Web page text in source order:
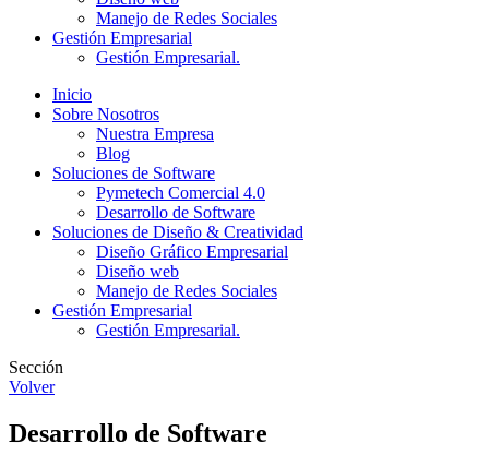
Manejo de Redes Sociales
Gestión Empresarial
Gestión Empresarial.
Inicio
Sobre Nosotros
Nuestra Empresa
Blog
Soluciones de Software
Pymetech Comercial 4.0
Desarrollo de Software
Soluciones de Diseño & Creatividad
Diseño Gráfico Empresarial
Diseño web
Manejo de Redes Sociales
Gestión Empresarial
Gestión Empresarial.
Sección
Volver
Desarrollo de Software